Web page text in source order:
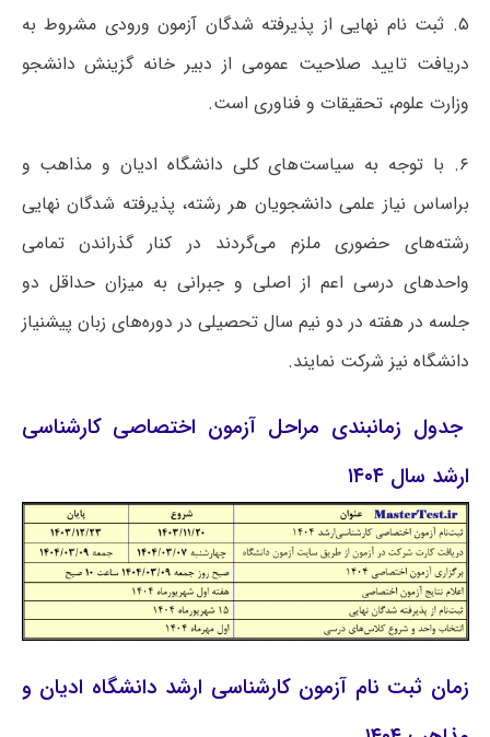
۵. ثبت نام نهایی از پذیرفته شدگان آزمون ورودی مشروط به
دریافت تایید صلاحیت عمومی از دبیر خانه گزینش دانشجو
وزارت علوم، تحقیقات و فناوری است.
۶. با توجه به سیاست‌های کلی دانشگاه ادیان و مذاهب و
براساس نیاز علمی دانشجویان هر رشته، پذیرفته شدگان نهایی
رشته‌های حضوری ملزم می‌گردند در کنار گذراندن تمامی
واحدهای درسی اعم از اصلی و جبرانی به میزان حداقل دو
جلسه در هفته در دو نیم سال تحصیلی در دوره‌های زبان پیشنیاز
دانشگاه نیز شرکت نمایند.
جدول زمانبندی مراحل آزمون اختصاصی کارشناسی
ارشد سال ۱۴۰۴
زمان ثبت نام آزمون کارشناسی ارشد دانشگاه ادیان و